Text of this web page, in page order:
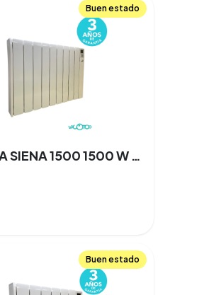
Buen estado
COINTRA SIENA 1500 1500 W 9 Elementos
Buen estado